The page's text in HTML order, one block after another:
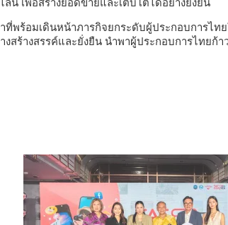
ร้อมเดินหน้าภารกิจยกระดับผู้ประกอบการไ
ร้างสรรค์และยั่งยืน นำพาผู้ประกอบการไทยก้